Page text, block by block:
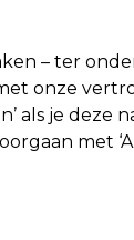
interieur
– ter
onze
als je deze
met